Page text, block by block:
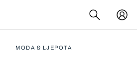
MODA & LJEPOTA